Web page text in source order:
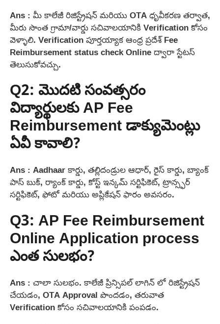
Ans : మీ కాలేజీ రిజిస్ట్రేషన్ మరియు OTA ధృవీకరణ తర్వాత,
మీరు సొంత గ్రామా/వార్డు సచివాలయానికి Verification కోసం
వెళ్ళాలి. Verification పూర్తయ్యాక ఆంధ్ర ప్రదేశ్ Fee
Reimbursement status check Online ద్వారా స్టేటస్
తెలుసుకోవచ్చు.
Q2: మొదటి సంవత్సరం
విద్యార్థులకు AP Fee
Reimbursement డాక్యుమెంట్లు
ఏవీ కావాలి?
Ans : Aadhaar కార్డు, తల్లిదండ్రుల ఆధార్, రైస్ కార్డు, బ్యాంక్
పాస్ బుక్, ర్యాంక్ కార్డు, కోస్ట్ ఇన్కమ్ సర్టిఫికెట్, ట్రాన్స్ఫర్
సర్టిఫికెట్, ఫోటో మరియు అప్లికేషన్ ఫారం అవసరం.
Q3: AP Fee Reimbursement
Online Application process
ఎంత సులభం?
Ans : చాలా సులభం. కాలేజీ ప్రిన్సిపల్ లాగిన్ లో రిజిస్ట్రేషన్
చేయడం, OTA Approval పొందడం, తరువాత
Verification కోసం సచివాలయానికి పంపడం.